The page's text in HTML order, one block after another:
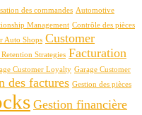
des commandes Automotive
Management Contrôle des pièces
Auto Shops Customer
Strategies Facturation
Customer Loyalty Garage Customer
des factures Gestion des pièces
Gestion financière